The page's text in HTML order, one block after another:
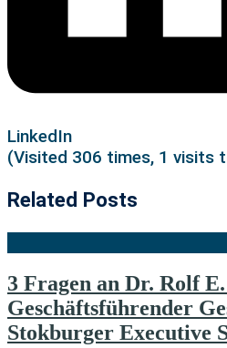
LinkedIn
(Visited 306 times, 1 visits
Related Posts
3 Fragen an Dr. Rolf
Geschäftsführender
Stokburger Executive